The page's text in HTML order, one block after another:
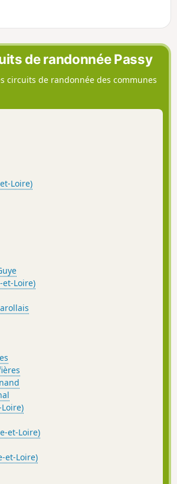
la Croix Montmain.
des Chevaliers
magnifique sur le
château de Berzé-
vous traverserez le
La boucle se
pittoresque avec
de randonnée Passy
circuits de randonnée des communes
Loire)
et-Loire)
et-Loire)
et-Loire)